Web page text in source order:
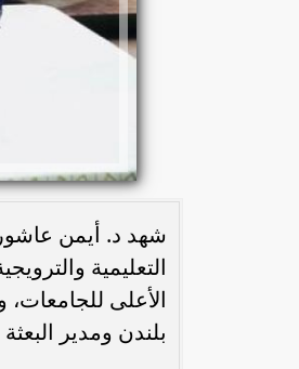
شهد د. أيمن عاشور
التعليمية
الأعلى
بلندن ومدير